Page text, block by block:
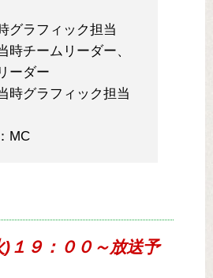
グラフィック担当
時チームリーダー、
ーダー
時グラフィック担当
MC
１９：００～放送予